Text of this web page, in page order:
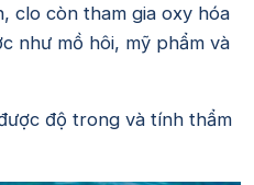
clo còn tham gia oxy hóa
như mồ hôi, mỹ phẩm và
độ trong và tính thẩm